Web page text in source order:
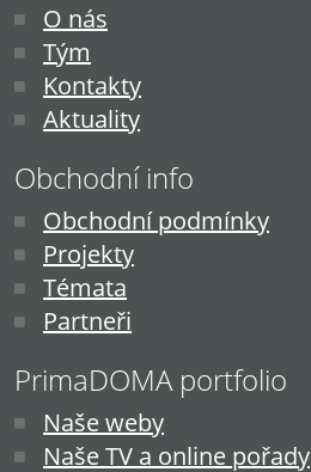
O nás
Tým
Kontakty
Aktuality
Obchodní info
Obchodní podmínky
Projekty
Témata
Partneři
PrimaDOMA portfolio
Naše weby
Naše TV a online pořady